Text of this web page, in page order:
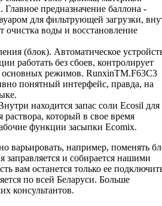
Главное предназначение баллона -
для фильтрующей загрузки,
очистка воды и восстановление
(блок). Автоматическое
работать без сбоев, контролирует
основных режимов. RunxinTM.F63C3
понятный интерфейс, правда, на
находится запас соли Ecosil для
раствора, который в свое время
функции засыпки Ecomix.
варьировать, например, поменять
заправляется и собирается нашими
вам останется только ее
по всей Беларуси. Больше
консультантов.